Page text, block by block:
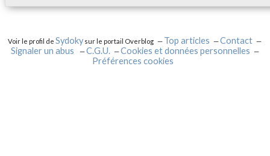
Voir le profil deSydokysur le portail Overblog Top articles
Contact
Signaler un abus
C.G.U.
Cookies et données personnelles
Préférences cookies